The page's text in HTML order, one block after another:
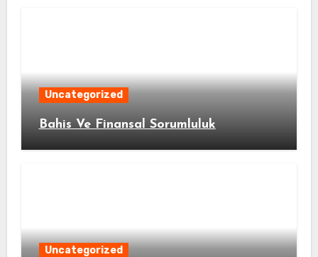
Uncategorized
Bahis Ve Finansal Sorumluluk
Uncategorized